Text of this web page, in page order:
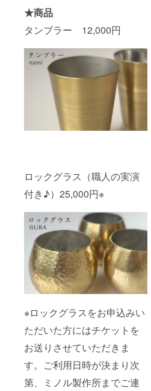
★商品
タンブラー 12,000円
ロックグラス（職人の実演
付き♪）25,000円※
※ロックグラスをお申込みい
ただいた方にはチケットを
お送りさせていただきま
す。ご利用日時が決まり次
第、ミノル製作所までご連